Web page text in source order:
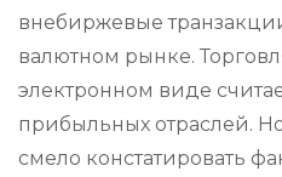
внебиржевые
валютном рынке.
электронном виде
прибыльных отраслей.
смело констатировать